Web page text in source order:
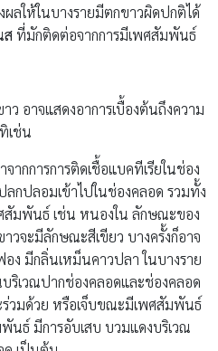
ลให้ในบางรายมีตกขาวผิดปกติได้
ส ที่มักติดต่อจากการมีเพศสัมพันธ์
อาจแสดงอาการเบื้องต้นถึงความ
เช่น
ากการการติดเชื้อแบคทีเรียในช่อง
กปลอมเข้าไปในช่องคลอด รวมทั้ง
สัมพันธ์ เช่น หนองใน ลักษณะของ
วจะมีลักษณะสีเขียว บางครั้งก็อาจ
ง มีกลิ่นเหม็นคาวปลา ในบางราย
ริเวณปากช่องคลอดและช่องคลอด
วมด้วย หรือเจ็บขณะมีเพศสัมพันธ์
นธ์ มีการอับเสบ บวมแดงบริเวณ